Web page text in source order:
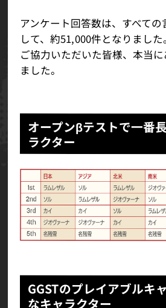
アンケート回答数は、すべて
して、約51,000件となりました。
ご協力いただいた皆様、本当
ました。
オープンβテストで一番
ラクター
GGSTのプレイアブルキ
なキャラクター